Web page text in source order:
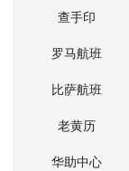
查手印
罗马航班
比萨航班
老黄历
华助中心